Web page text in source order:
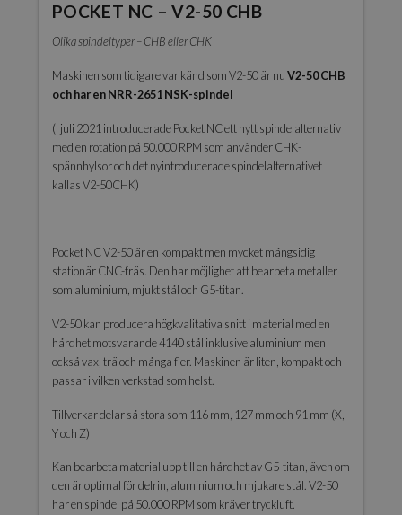
POCKET NC – V2-50 CHB
Olika spindeltyper – CHB eller CHK
Maskinen som tidigare var känd som V2-50 är nuV2-50 CHB
och har en NRR-2651 NSK-spindel
(I juli 2021 introducerade Pocket NC ett nytt spindelalternativ
med en rotation på 50.000 RPM som använder CHK-
spännhylsor och det nyintroducerade spindelalternativet
kallas V2-50CHK)
Pocket NC V2-50 är en kompakt men mycket mångsidig
stationär CNC-fräs. Den har möjlighet att bearbeta metaller
som aluminium, mjukt stål och G5-titan.
V2-50 kan producera högkvalitativa snitt i material med en
hårdhet motsvarande 4140 stål inklusive aluminium men
också vax, trä och många fler. Maskinen är liten, kompakt och
passar i vilken verkstad som helst.
Tillverkar delar så stora som 116 mm, 127 mm och 91 mm (X,
Y och Z)
Kan bearbeta material upp till en hårdhet av G5-titan, även om
den är optimal för delrin, aluminium och mjukare stål. V2-50
har en spindel på 50.000 RPM som kräver tryckluft.